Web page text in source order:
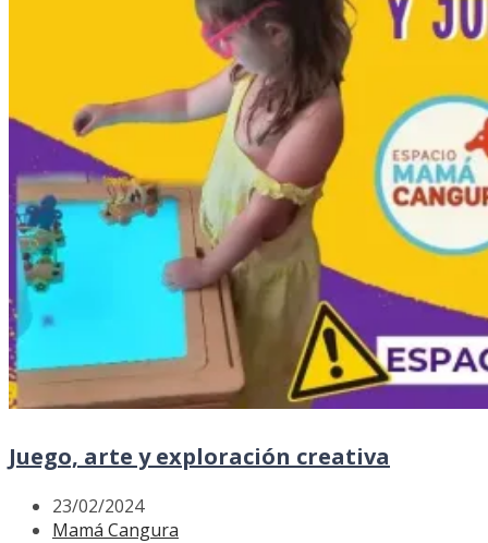
Juego, arte y exploración creativa
23/02/2024
Mamá Cangura